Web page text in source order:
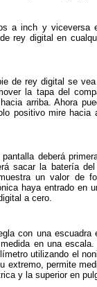
a inch y viceversa
rey digital en
de rey digital se
la tapa del
arriba. Ahora
positivo mire
deberá
sacar la batería
un valor de
haya entrado en
a cero.
con una
en una
utilizando el
extremo, permite
y la superior en